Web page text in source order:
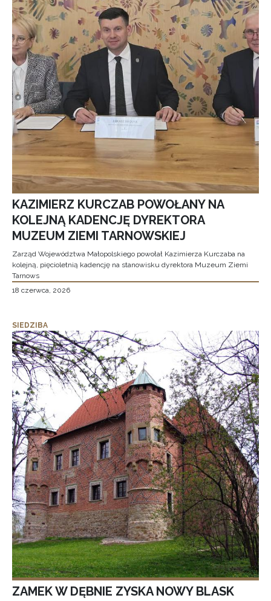
KAZIMIERZ KURCZAB POWOŁANY NA
KOLEJNĄ KADENCJĘ DYREKTORA
MUZEUM ZIEMI TARNOWSKIEJ
Zarząd Województwa Małopolskiego powołał Kazimierza Kurczaba na
kolejną, pięcioletnią kadencję na stanowisku dyrektora Muzeum Ziemi
Tarnows
18 czerwca, 2026
SIEDZIBA
ZAMEK W DĘBNIE ZYSKA NOWY BLASK